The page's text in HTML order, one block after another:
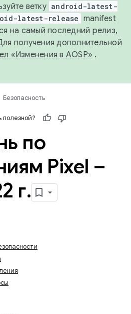
ветку android-latest-
latest-release manifest
на самый последний релиз,
получения дополнительной
«Изменения в AOSP» .
Безопасность
по
Pixel –
г.